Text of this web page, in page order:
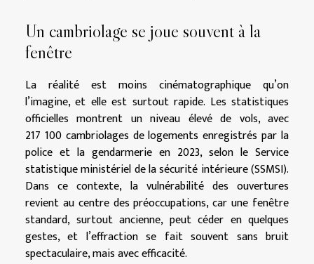
Un cambriolage se joue souvent à la
fenêtre
La réalité est moins cinématographique qu’on
l’imagine, et elle est surtout rapide. Les statistiques
officielles montrent un niveau élevé de vols, avec
217 100 cambriolages de logements enregistrés par la
police et la gendarmerie en 2023, selon le Service
statistique ministériel de la sécurité intérieure (SSMSI).
Dans ce contexte, la vulnérabilité des ouvertures
revient au centre des préoccupations, car une fenêtre
standard, surtout ancienne, peut céder en quelques
gestes, et l’effraction se fait souvent sans bruit
spectaculaire, mais avec efficacité.